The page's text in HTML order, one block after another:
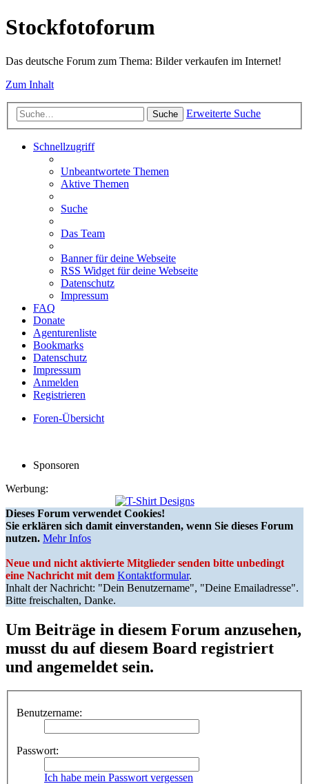
Stockfotoforum
Das deutsche Forum zum Thema: Bilder verkaufen im Internet!
Zum Inhalt
Suche Erweiterte Suche
Schnellzugriff
Unbeantwortete Themen
Aktive Themen
Suche
Das Team
Banner für deine Webseite
RSS Widget für deine Webseite
Datenschutz
Impressum
FAQ
Donate
Agenturenliste
Bookmarks
Datenschutz
Impressum
Anmelden
Registrieren
Foren-Übersicht
Sponsoren
Werbung:
Dieses Forum verwendet Cookies!
Sie erklären sich damit einverstanden, wenn Sie dieses Forum
nutzen. Mehr Infos
Neue und nicht aktivierte Mitglieder senden bitte unbedingt
eine Nachricht mit dem Kontaktformular.
Inhalt der Nachricht: "Dein Benutzername", "Deine Emailadresse".
Bitte freischalten, Danke.
Um Beiträge in diesem Forum anzusehen,
musst du auf diesem Board registriert
und angemeldet sein.
Benutzername:
Passwort:
Ich habe mein Passwort vergessen